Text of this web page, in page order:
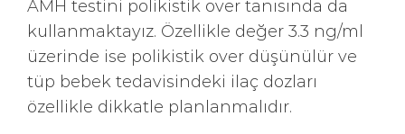
AMH testini polikistik over tanısında da
kullanmaktayız. Özellikle değer 3.3 ng/ml
üzerinde ise polikistik over düşünülür ve
tüp bebek tedavisindeki ilaç dozları
özellikle dikkatle planlanmalıdır.